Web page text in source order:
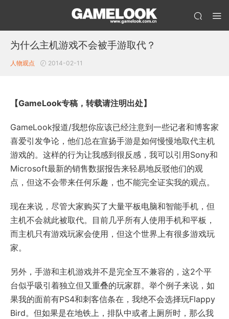
为什么主机游戏不会被手游取代？
人物观点 2014-02-11
【GameLook专稿，转载请注明出处】
GameLook报道/我想你应该已经注意到一些记者和博客家
喜爱引发争论，他们总在宣扬手游是如何慢慢地取代主机
游戏的。这样的行为让我感到很反感，我可以引用Sony和
Microsoft最新的销售数据报告来轻易地反驳他们的观
点，但这不会带来任何乐趣，也不能完全证实我的观点。
现在来说，尽管大家购买了大量平板电脑和智能手机，但
主机不会就此被取代。目前几乎所有人使用手机和平板，
而主机只有游戏玩家会使用，但这个世界上有很多游戏玩
家。
另外，手游和主机游戏并不是完全互不兼容的，这2个平
台似乎吸引着独立但又重叠的玩家群。举个例子来说，如
果我的面前有PS4和刺客信条在，我绝不会选择玩Flappy
Bird。但如果是在地铁上，排队中或者上厕所时，那么我